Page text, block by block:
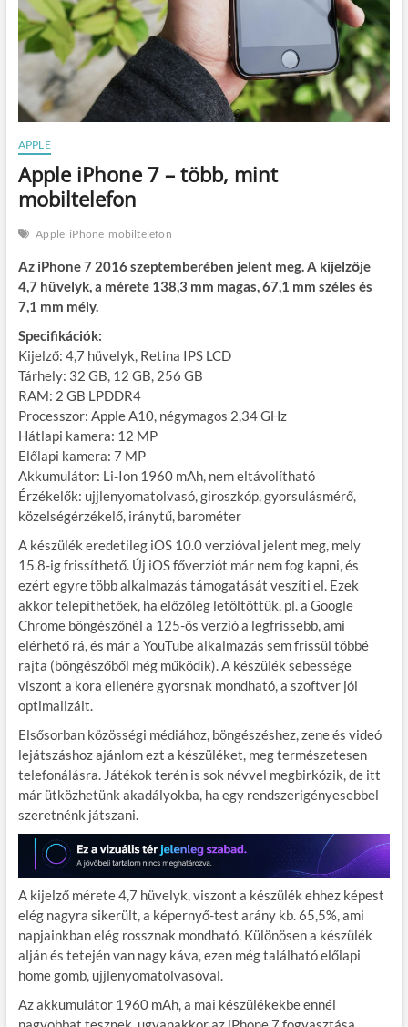
APPLE
Apple iPhone 7 – több, mint
mobiltelefon
Apple iPhone mobiltelefon
Az iPhone 7 2016 szeptemberében jelent meg. A kijelzője
4,7 hüvelyk, a mérete 138,3 mm magas, 67,1 mm széles és
7,1 mm mély.
Specifikációk:
Kijelző: 4,7 hüvelyk, Retina IPS LCD
Tárhely: 32 GB, 12 GB, 256 GB
RAM: 2 GB LPDDR4
Processzor: Apple A10, négymagos 2,34 GHz
Hátlapi kamera: 12 MP
Előlapi kamera: 7 MP
Akkumulátor: Li-Ion 1960 mAh, nem eltávolítható
Érzékelők: ujjlenyomatolvasó, giroszkóp, gyorsulásmérő,
közelségérzékelő, iránytű, barométer
A készülék eredetileg iOS 10.0 verzióval jelent meg, mely
15.8-ig frissíthető. Új iOS főverziót már nem fog kapni, és
ezért egyre több alkalmazás támogatását veszíti el. Ezek
akkor telepíthetőek, ha előzőleg letöltöttük, pl. a Google
Chrome böngészőnél a 125-ös verzió a legfrissebb, ami
elérhető rá, és már a YouTube alkalmazás sem frissül többé
rajta (böngészőből még működik). A készülék sebessége
viszont a kora ellenére gyorsnak mondható, a szoftver jól
optimalizált.
Elsősorban közösségi médiához, böngészéshez, zene és videó
lejátszáshoz ajánlom ezt a készüléket, meg természetesen
telefonálásra. Játékok terén is sok névvel megbirkózik, de itt
már ütközhetünk akadályokba, ha egy rendszerigényesebbel
szeretnénk játszani.
A kijelző mérete 4,7 hüvelyk, viszont a készülék ehhez képest
elég nagyra sikerült, a képernyő-test arány kb. 65,5%, ami
napjainkban elég rossznak mondható. Különösen a készülék
alján és tetején van nagy káva, ezen még található előlapi
home gomb, ujjlenyomatolvasóval.
Az akkumulátor 1960 mAh, a mai készülékekbe ennél